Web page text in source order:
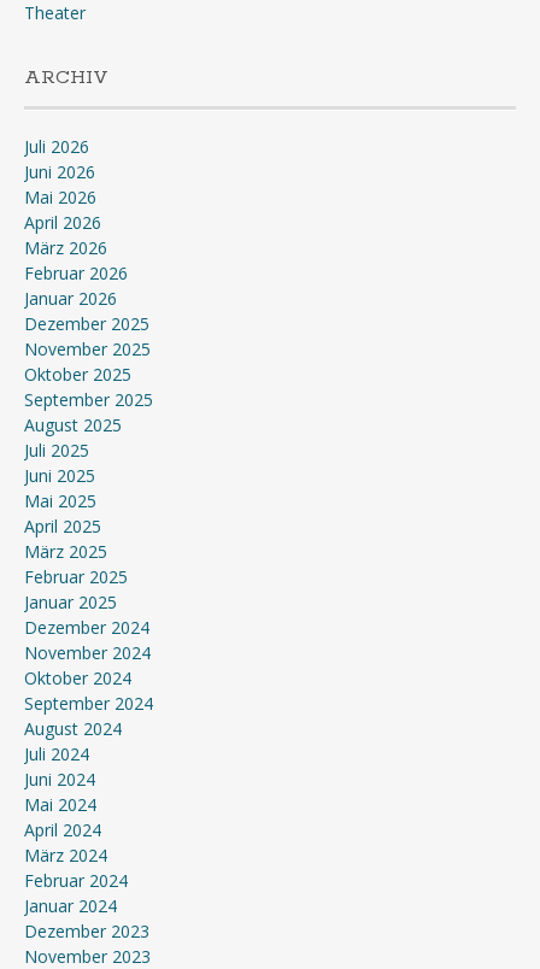
Theater
ARCHIV
Juli 2026
Juni 2026
Mai 2026
April 2026
März 2026
Februar 2026
Januar 2026
Dezember 2025
November 2025
Oktober 2025
September 2025
August 2025
Juli 2025
Juni 2025
Mai 2025
April 2025
März 2025
Februar 2025
Januar 2025
Dezember 2024
November 2024
Oktober 2024
September 2024
August 2024
Juli 2024
Juni 2024
Mai 2024
April 2024
März 2024
Februar 2024
Januar 2024
Dezember 2023
November 2023